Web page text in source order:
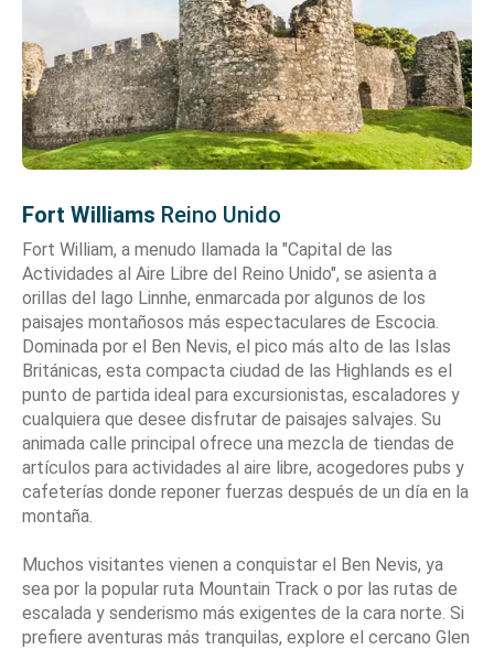
Fort Williams Reino Unido
Fort William, a menudo llamada la "Capital de las
Actividades al Aire Libre del Reino Unido", se asienta a
orillas del lago Linnhe, enmarcada por algunos de los
paisajes montañosos más espectaculares de Escocia.
Dominada por el Ben Nevis, el pico más alto de las Islas
Británicas, esta compacta ciudad de las Highlands es el
punto de partida ideal para excursionistas, escaladores y
cualquiera que desee disfrutar de paisajes salvajes. Su
animada calle principal ofrece una mezcla de tiendas de
artículos para actividades al aire libre, acogedores pubs y
cafeterías donde reponer fuerzas después de un día en la
montaña.
Muchos visitantes vienen a conquistar el Ben Nevis, ya
sea por la popular ruta Mountain Track o por las rutas de
escalada y senderismo más exigentes de la cara norte. Si
prefiere aventuras más tranquilas, explore el cercano Glen